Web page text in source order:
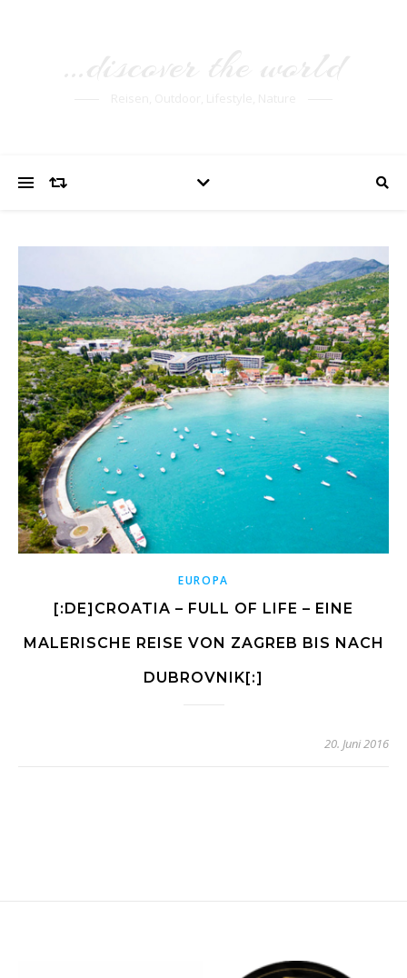
EUROPA
[:DE]CROATIA – FULL OF LIFE – EINE
MALERISCHE REISE VON ZAGREB BIS NACH
DUBROVNIK[:]
20. Juni 2016